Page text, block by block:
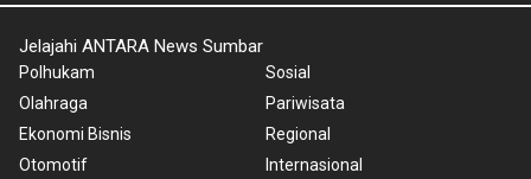
Jelajahi ANTARA News Sumbar
Polhukam
Olahraga
Ekonomi Bisnis
Otomotif
Sosial
Pariwisata
Regional
Internasional